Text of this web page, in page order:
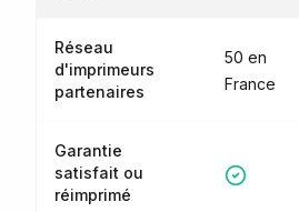
Réseau
d'imprimeurs
partenaires
50 en
France
Garantie
satisfait ou
réimprimé